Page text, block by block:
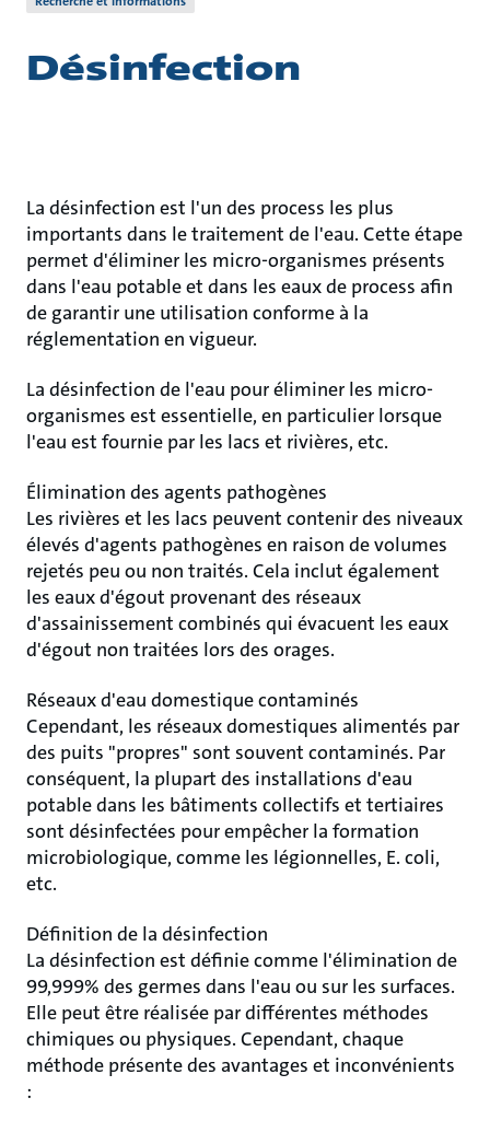
Désinfection
La désinfection est l'un des process les plus
importants dans le traitement de l'eau. Cette étape
permet d'éliminer les micro-organismes présents
dans l'eau potable et dans les eaux de process afin
de garantir une utilisation conforme à la
réglementation en vigueur.
La désinfection de l'eau pour éliminer les micro-
organismes est essentielle, en particulier lorsque
l'eau est fournie par les lacs et rivières, etc.
Élimination des agents pathogènes
Les rivières et les lacs peuvent contenir des niveaux
élevés d'agents pathogènes en raison de volumes
rejetés peu ou non traités. Cela inclut également
les eaux d'égout provenant des réseaux
d'assainissement combinés qui évacuent les eaux
d'égout non traitées lors des orages.
Réseaux d'eau domestique contaminés
Cependant, les réseaux domestiques alimentés par
des puits "propres" sont souvent contaminés. Par
conséquent, la plupart des installations d'eau
potable dans les bâtiments collectifs et tertiaires
sont désinfectées pour empêcher la formation
microbiologique, comme les légionnelles, E. coli,
etc.
Définition de la désinfection
La désinfection est définie comme l'élimination de
99,999% des germes dans l'eau ou sur les surfaces.
Elle peut être réalisée par différentes méthodes
chimiques ou physiques. Cependant, chaque
méthode présente des avantages et inconvénients
: